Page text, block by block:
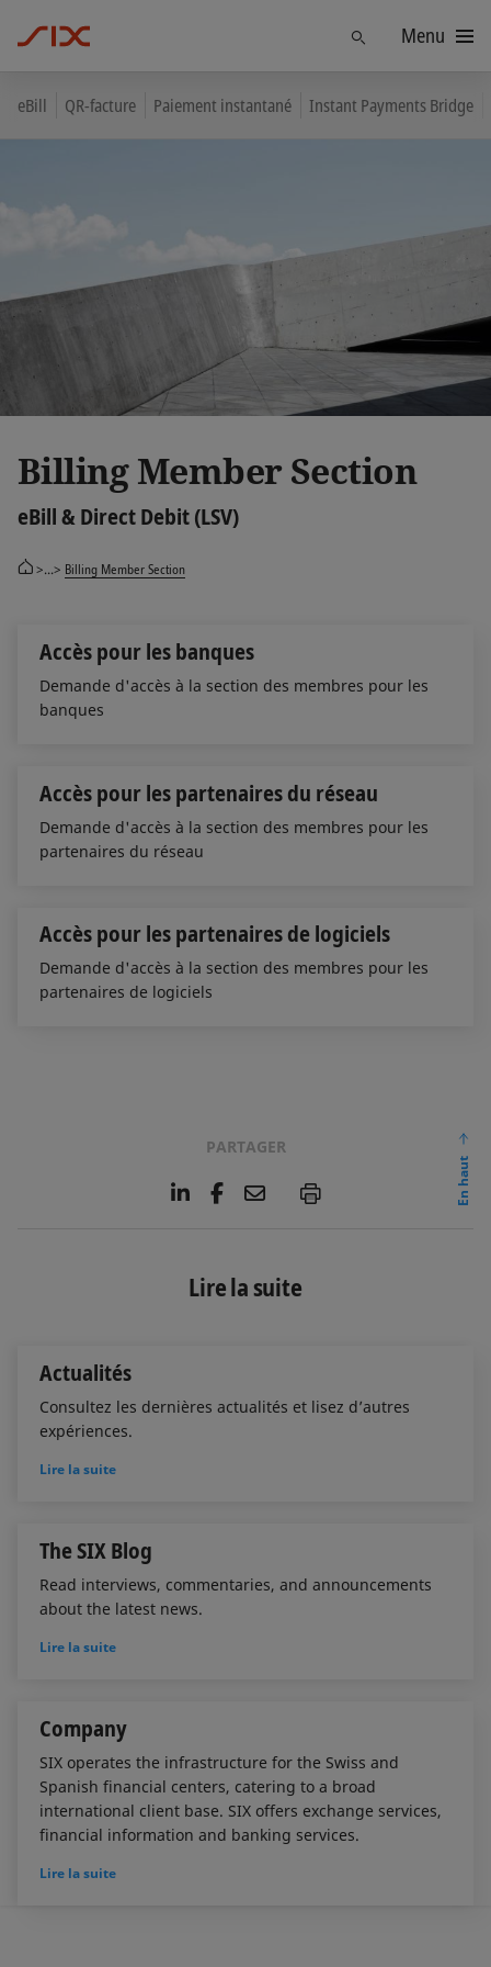
TrouverMenu
eBill QR-facture Paiement instantané Instant Payments Bridge
Billing Member Section
eBill & Direct Debit (LSV)
>...> Billing Member Section
Accès pour les banques
Demande d'accès à la section des membres pour les
banques
Accès pour les partenaires du réseau
Demande d'accès à la section des membres pour les
partenaires du réseau
Accès pour les partenaires de logiciels
Demande d'accès à la section des membres pour les
partenaires de logiciels
PARTAGER
L
e
d
F
b
o
E
l
P
En haut
Lire la suite
Actualités
Consultez les dernières actualités et lisez d’autres
expériences.
Lire la suite
The SIX Blog
Read interviews, commentaries, and announcements
about the latest news.
Lire la suite
Company
SIX operates the infrastructure for the Swiss and
Spanish financial centers, catering to a broad
international client base. SIX offers exchange services,
financial information and banking services.
Lire la suite